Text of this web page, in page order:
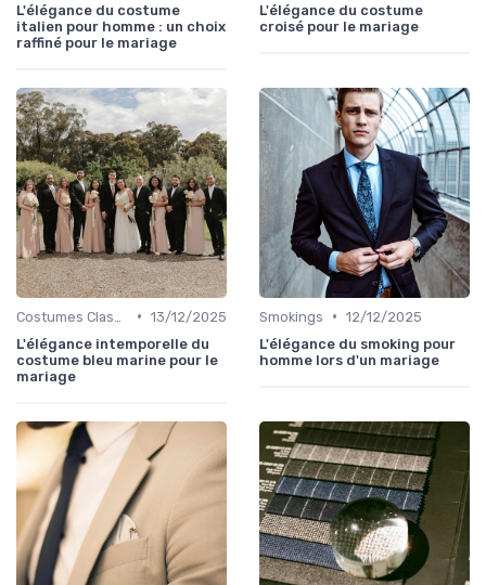
L'élégance du costume
italien pour homme : un choix
raffiné pour le mariage
L'élégance du costume
croisé pour le mariage
• 13/12/2025
L'élégance intemporelle du
costume bleu marine pour le
mariage
Smokings • 12/12/2025
L'élégance du smoking pour
homme lors d'un mariage